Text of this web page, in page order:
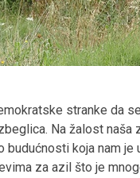
stranke da
Na žalost naša
koja nam je
za azil što je